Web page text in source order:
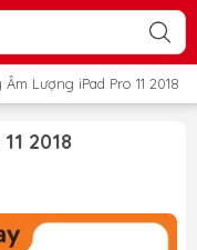
Âm Lượng iPad Pro 11 2018
2018